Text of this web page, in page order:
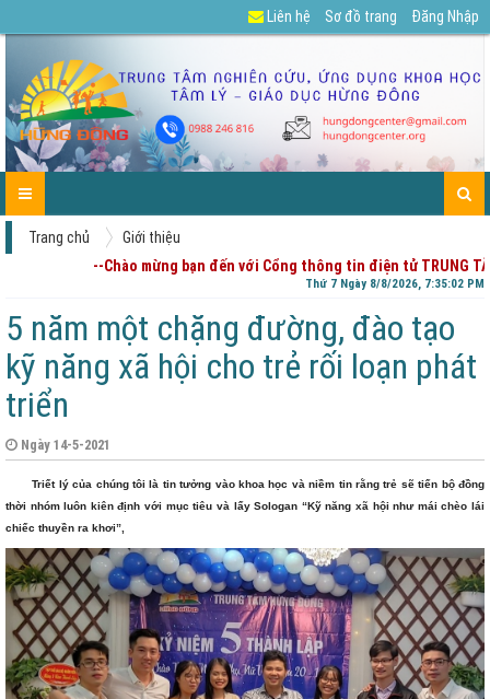
Liên hệ Sơ đồ trang
Đăng Nhập
TRANG
THIỆU
TỨC-
ĐỘNG
DỊCH
ÁN
DỤNG
LIỆU
SẺ
PHỤ
HUYNH
HỆ
GÓP
Ý
Trang chủ
Giới thiệu
--Chào mừng bạn đến với Cổng thông tin điện tử TRUNG TÂM
Thứ 7 Ngày 8/8/2026, 7:35:03 PM
5 năm một chặng đường, đào tạo
kỹ năng xã hội cho trẻ rối loạn phát
triển
Ngày 14-5-2021
Triết lý của chúng tôi là tin tưởng vào khoa học và niềm tin rằng trẻ sẽ tiến bộ đồng
thời nhóm luôn kiên định với mục tiêu và lấy Sologan “Kỹ năng xã hội như mái chèo lái
chiếc thuyền ra khơi”,